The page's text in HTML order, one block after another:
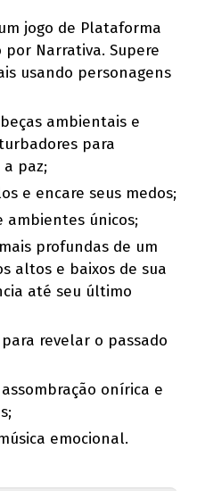
jogo de Plataforma
Narrativa. Supere
usando personagens
ambientais e
para
paz;
e encare seus medos;
ambientes únicos;
profundas de um
altos e baixos de sua
até seu último
revelar o passado
onírica e
emocional.